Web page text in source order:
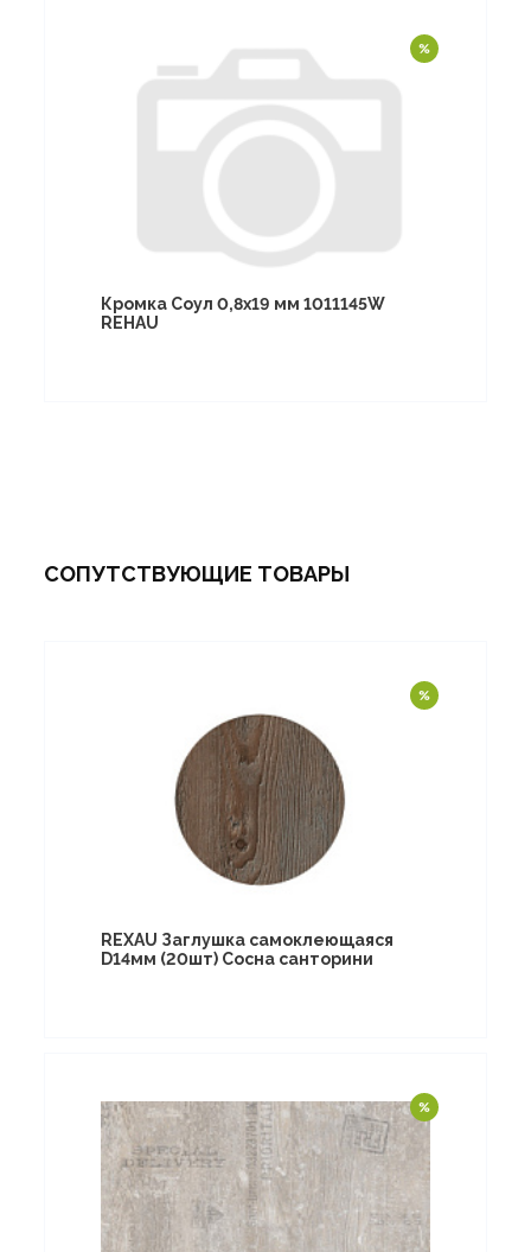
Кромка Соул 0,8х19 мм 1011145W
REHAU
СОПУТСТВУЮЩИЕ ТОВАРЫ
REXAU Заглушка самоклеющаяся
D14мм (20шт) Сосна санторини